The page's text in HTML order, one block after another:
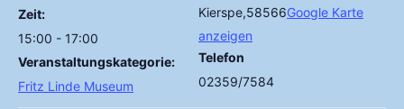
Zeit:
15:00 - 17:00
Veranstaltungskategorie:
Fritz Linde Museum
Kierspe,58566Google Karte
anzeigen
Telefon
02359/7584